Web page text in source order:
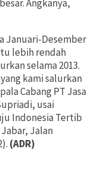
Angkanya,
Januari-Desember
lebih rendah
selama 2013.
kami salurkan
Cabang PT Jasa
usai
Indonesia Tertib
Jabar, Jalan
(ADR)